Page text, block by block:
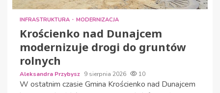
INFRASTRUKTURA MODERNIZACJA
Krościenko nad Dunajcem
modernizuje drogi do gruntów
rolnych
Aleksandra Przybysz 9 sierpnia 2026 10
W ostatnim czasie Gmina Krościenko nad Dunajcem